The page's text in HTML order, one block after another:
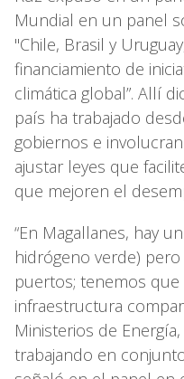
Mundial en un panel
"Chile, Brasil y
financiamiento de
climática global”. Allí
país ha trabajado
gobiernos e
ajustar leyes que
que mejoren el
“En Magallanes, hay
hidrógeno verde)
puertos; tenemos
infraestructura
Ministerios de
trabajando en